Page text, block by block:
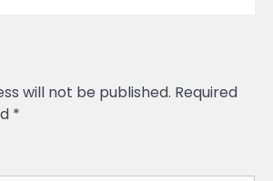
will not be published. Required
*